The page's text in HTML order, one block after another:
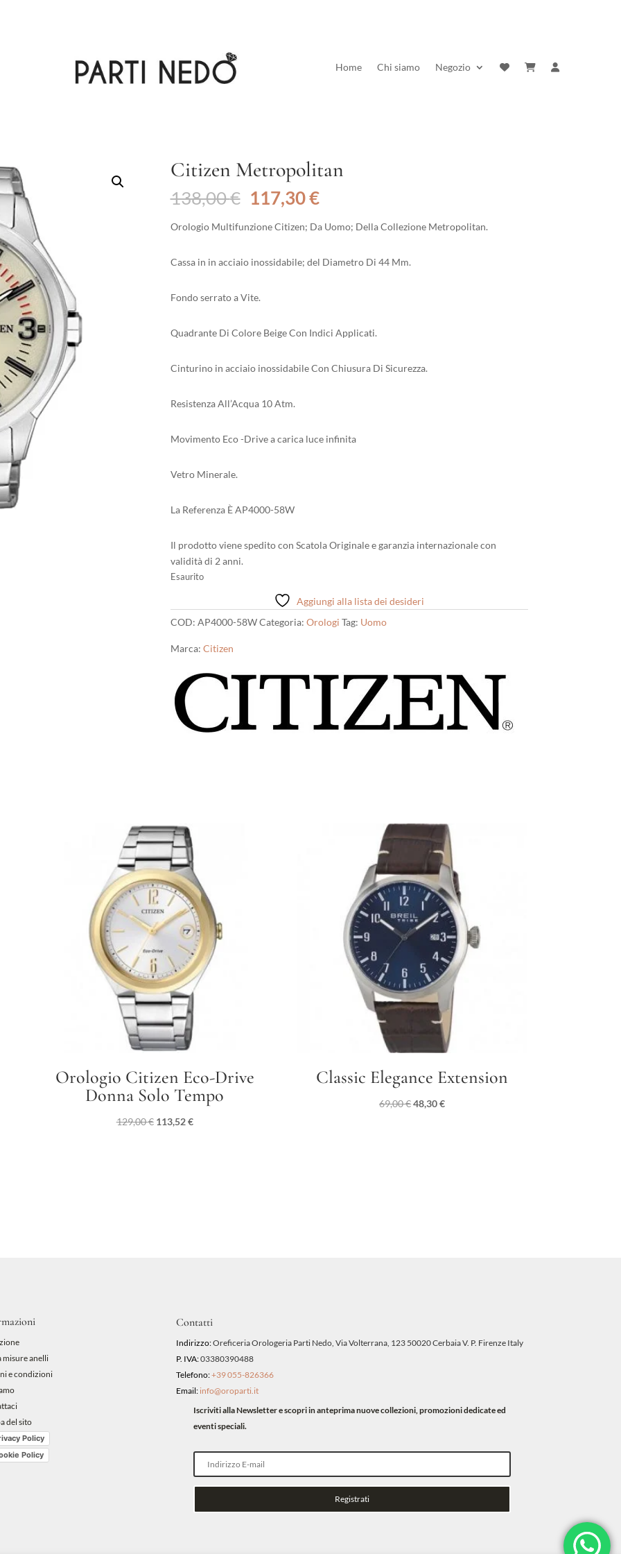
Home Chi siamo Negozio
Citizen Metropolitan
138,00€ Il
prezzo
originale
138,00 €.
117,30€Il
attuale
117,30 €.
Orologio Multifunzione Citizen; Da Uomo; Della Collezione Metropolitan.
Cassa in in acciaio inossidabile; del Diametro Di 44 Mm.
Fondo serrato a Vite.
Quadrante Di Colore Beige Con Indici Applicati.
Cinturino in acciaio inossidabile Con Chiusura Di Sicurezza.
Resistenza All’Acqua 10 Atm.
Movimento Eco -Drive a carica luce infinita
Vetro Minerale.
La Referenza È AP4000-58W
Il prodotto viene spedito con Scatola Originale e garanzia internazionale con
validità di 2 anni.
Esaurito
Aggiungi alla lista dei desideri
COD: AP4000-58W Categoria: Orologi Tag: Uomo
Marca: Citizen
Orologio Citizen Eco-Drive
Donna Solo Tempo
129,00€ Il
113,52€Il
Classic Elegance Extension
69,00€Il
48,30€Il
misure anelli
e condizioni
del sito
Policy
Policy
Contatti
Indirizzo:Oreficeria Orologeria Parti Nedo, Via Volterrana, 123 50020 Cerbaia V. P. Firenze Italy
P. IVA:03380390488
Telefono:+39 055-826366
Email: info@oroparti.it
Iscriviti alla Newsletter e scopri in anteprima nuove collezioni, promozioni dedicate ed
eventi speciali.
Registrati